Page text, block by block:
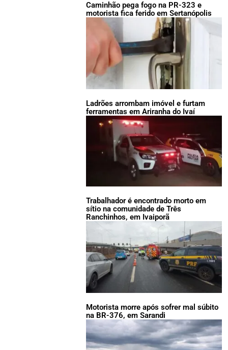
Caminhão pega fogo na PR-323 e
motorista fica ferido em Sertanópolis
Ladrões arrombam imóvel e furtam
ferramentas em Ariranha do Ivaí
Trabalhador é encontrado morto em
sítio na comunidade de Três
Ranchinhos, em Ivaiporã
Motorista morre após sofrer mal súbito
na BR-376, em Sarandi